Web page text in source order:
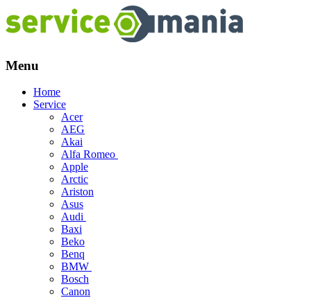
Menu
Skip
Home
Service
Acer
AEG
Akai
Alfa Romeo
Apple
Arctic
Ariston
Asus
Audi
Baxi
Beko
Benq
BMW
Bosch
Canon